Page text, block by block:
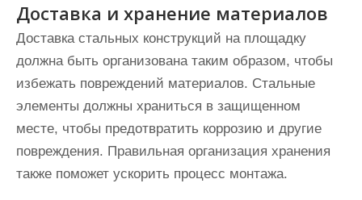
Доставка и хранение материалов
Доставка стальных конструкций на площадку
должна быть организована таким образом, чтобы
избежать повреждений материалов. Стальные
элементы должны храниться в защищенном
месте, чтобы предотвратить коррозию и другие
повреждения. Правильная организация хранения
также поможет ускорить процесс монтажа.